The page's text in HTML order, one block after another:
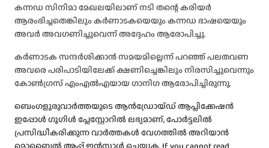
കന്നഡ സിനിമാ മേഖലയിലാണ് നടി തന്റെ കരിയര്‍
ആരംഭിച്ചതെങ്കിലും കര്‍ണാടകയെയും കന്നഡ ഭാഷയെയും
അവര്‍ അവഗണിച്ചുവെന്ന് അദ്ദേഹം ആരോപിച്ചു.
കര്‍ണാടക സന്ദര്‍ശിക്കാന്‍ സമയമില്ലെന്ന് പറഞ്ഞ് പലതവണ
അവരെ പരിപാടിയിലേക്ക് ക്ഷണിച്ചെങ്കിലും നിരസിച്ചുവെന്നും
കോണ്‍ഗ്രസ് എംഎല്‍എയായ ഗാനിഗ ആരോപിച്ചിരുന്നു.
ബെംഗളൂരുവാർത്തയുടെ ആൻഡ്രോയ്ഡ് ആപ്ലിക്കേഷൻ
ഇപ്പോൾ ഗൂഗിൾ പ്ലേസ്റ്റോറിൽ ലഭ്യമാണ്, പോർട്ടലിൽ
പ്രസിദ്ധീകരിക്കുന്ന വാർത്തകൾ വേഗത്തിൽ അറിയാൻ
മൊബൈൽ ആപ്പ് ഇൻസ്റ്റാൾ ചെയ്യുക. If you cannot read